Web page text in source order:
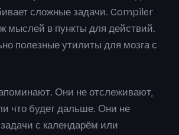
сложные задачи. Compiler
мыслей в пункты для действий.
полезные утилиты для мозга с
Они не отслеживают,
что будет дальше. Они не
с календарём или